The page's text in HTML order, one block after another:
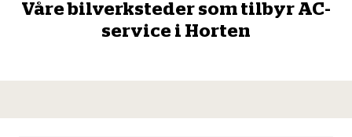
Mekonomen Fleet
Våre bilverksteder som tilbyr AC-
service i Horten